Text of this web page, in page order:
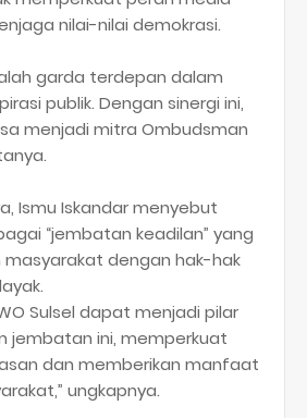
nilai-nilai demokrasi.
garda terdepan dalam
publik. Dengan sinergi ini,
menjadi mitra Ombudsman
Ismu Iskandar menyebut
“jembatan keadilan” yang
dengan hak-hak
Sulsel dapat menjadi pilar
jembatan ini, memperkuat
dan memberikan manfaat
ungkapnya.